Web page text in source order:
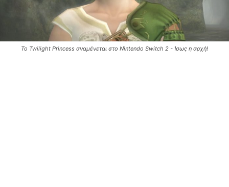
Το Twilight Princess αναμένεται στο Nintendo Switch 2 - Ίσως η αρχή!